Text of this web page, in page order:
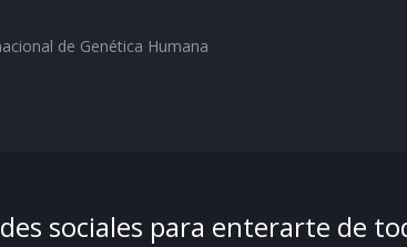
de Genética Humana
sociales para enterarte de